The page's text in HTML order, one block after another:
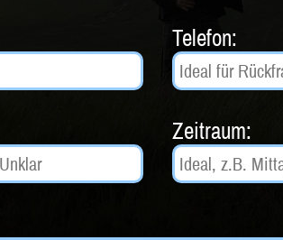
Telefon:
Zeitraum: